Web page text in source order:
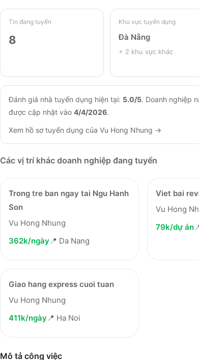
Tin đang tuyển
8
Khu vực tuyển dụng
Đà Nẵng
+ 2 khu vực khác
Đánh giá nhà tuyển dụng hiện tại: 5.0/5. Doanh nghiệp
được cập nhật vào 4/4/2026.
Xem hồ sơ tuyển dụng của Vu Hong Nhung →
Các vị trí khác doanh nghiệp đang tuyển
Trong tre ban ngay tai Ngu Hanh
Son
Vu Hong Nhung
362k/ngày📍 Da Nang
Viet bai
Vu Hong
79k/dự án
Giao hang express cuoi tuan
Vu Hong Nhung
411k/ngày📍 Ha Noi
Mô tả công việc